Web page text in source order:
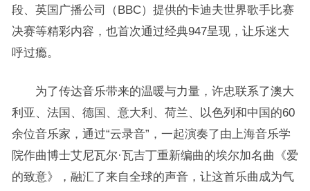
段、英国广播公司（BBC）提供的卡迪夫世界歌手比赛
决赛等精彩内容，也首次通过经典947呈现，让乐迷大
呼过瘾。
为了传达音乐带来的温暖与力量，许忠联系了澳大
利亚、法国、德国、意大利、荷兰、以色列和中国的60
余位音乐家，通过“云录音”，一起演奏了由上海音乐学
院作曲博士艾尼瓦尔·瓦吉丁重新编曲的埃尔加名曲《爱
的致意》，融汇了来自全球的声音，让这首乐曲成为气